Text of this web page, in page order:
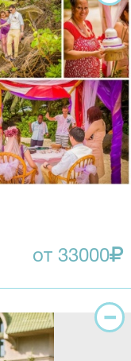
от 33000